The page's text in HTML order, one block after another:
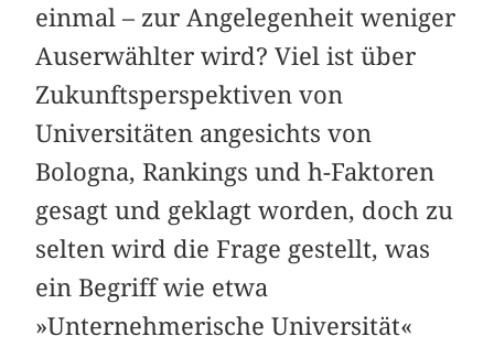
einmal – zur Angelegenheit weniger
Auserwählter wird? Viel ist über
Zukunftsperspektiven von
Universitäten angesichts von
Bologna, Rankings und h-Faktoren
gesagt und geklagt worden, doch zu
selten wird die Frage gestellt, was
ein Begriff wie etwa
»Unternehmerische Universität«